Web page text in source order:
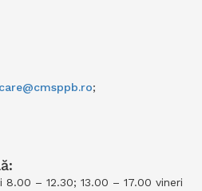
;
– 12.30; 13.00 – 17.00 vineri